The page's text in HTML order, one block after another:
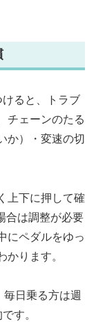
ると、トラブ
チェーンのたる
か）・変速の切
上下に押して確
合は調整が必要
にペダルをゆっ
かります。
日乗る方は週
す。